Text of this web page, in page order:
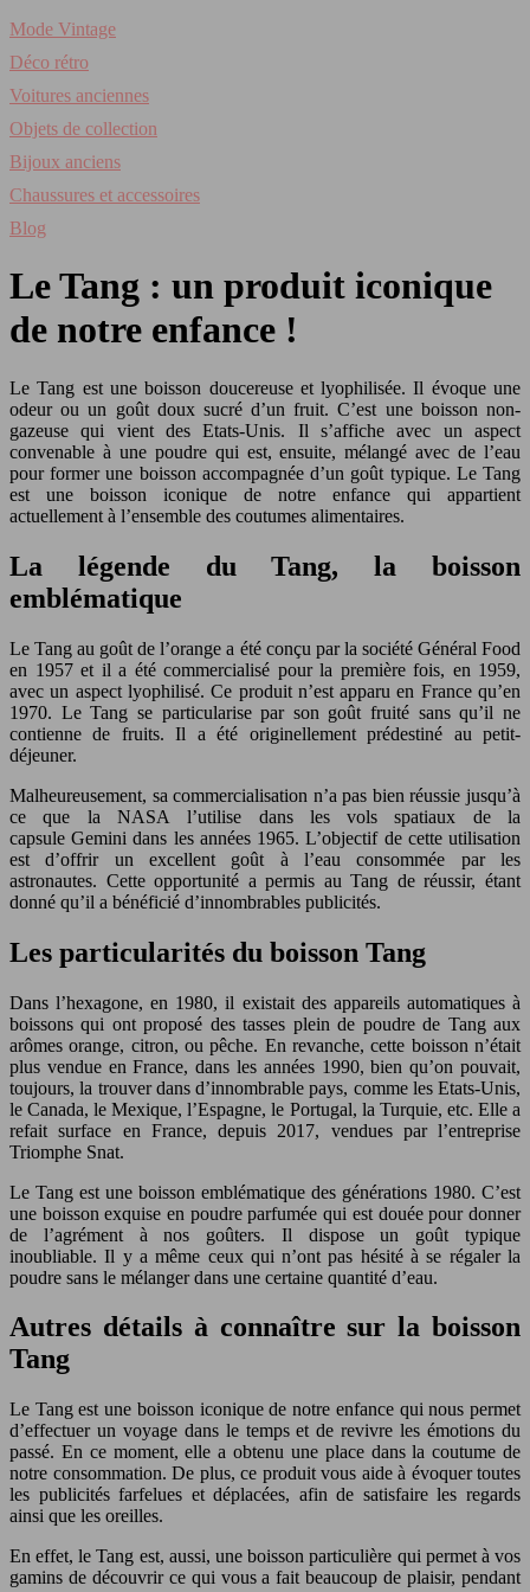
Mode Vintage
Déco rétro
Voitures anciennes
Objets de collection
Bijoux anciens
Chaussures et accessoires
Blog
Le Tang : un produit iconique
de notre enfance !
Le Tang est une boisson doucereuse et lyophilisée. Il évoque une
odeur ou un goût doux sucré d’un fruit. C’est une boisson non-
gazeuse qui vient des Etats-Unis. Il s’affiche avec un aspect
convenable à une poudre qui est, ensuite, mélangé avec de l’eau
pour former une boisson accompagnée d’un goût typique. Le Tang
est une boisson iconique de notre enfance qui appartient
actuellement à l’ensemble des coutumes alimentaires.
La légende du Tang, la boisson
emblématique
Le Tang au goût de l’orange a été conçu par la société Général Food
en 1957 et il a été commercialisé pour la première fois, en 1959,
avec un aspect lyophilisé. Ce produit n’est apparu en France qu’en
1970. Le Tang se particularise par son goût fruité sans qu’il ne
contienne de fruits. Il a été originellement prédestiné au petit-
déjeuner.
Malheureusement, sa commercialisation n’a pas bien réussie jusqu’à
ce que la NASA l’utilise dans les vols spatiaux de la
capsule Gemini dans les années 1965. L’objectif de cette utilisation
est d’offrir un excellent goût à l’eau consommée par les
astronautes. Cette opportunité a permis au Tang de réussir, étant
donné qu’il a bénéficié d’innombrables publicités.
Les particularités du boisson Tang
Dans l’hexagone, en 1980, il existait des appareils automatiques à
boissons qui ont proposé des tasses plein de poudre de Tang aux
arômes orange, citron, ou pêche. En revanche, cette boisson n’était
plus vendue en France, dans les années 1990, bien qu’on pouvait,
toujours, la trouver dans d’innombrable pays, comme les Etats-Unis,
le Canada, le Mexique, l’Espagne, le Portugal, la Turquie, etc. Elle a
refait surface en France, depuis 2017, vendues par l’entreprise
Triomphe Snat.
Le Tang est une boisson emblématique des générations 1980. C’est
une boisson exquise en poudre parfumée qui est douée pour donner
de l’agrément à nos goûters. Il dispose un goût typique
inoubliable. Il y a même ceux qui n’ont pas hésité à se régaler la
poudre sans le mélanger dans une certaine quantité d’eau.
Autres détails à connaître sur la boisson
Tang
Le Tang est une boisson iconique de notre enfance qui nous permet
d’effectuer un voyage dans le temps et de revivre les émotions du
passé. En ce moment, elle a obtenu une place dans la coutume de
notre consommation. De plus, ce produit vous aide à évoquer toutes
les publicités farfelues et déplacées, afin de satisfaire les regards
ainsi que les oreilles.
En effet, le Tang est, aussi, une boisson particulière qui permet à vos
gamins de découvrir ce qui vous a fait beaucoup de plaisir, pendant